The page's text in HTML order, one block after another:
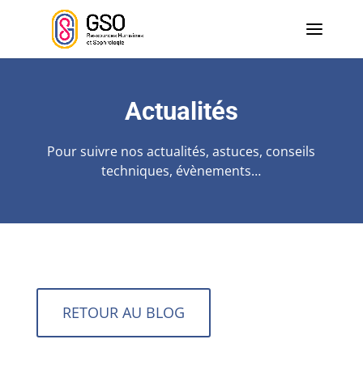
Actualités
Pour suivre nos actualités, astuces, conseils
techniques, évènements…
RETOUR AU BLOG